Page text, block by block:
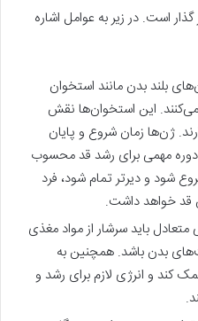
است. در زیر به عوامل اشاره
بلند بدن مانند استخوان
می‌کنند. این استخوان‌ها نقش
ژن‌ها زمان شروع و پایان
دوره مهمی برای رشد قد محسوب
شود و دیرتر تمام شود، فرد
قد خواهد داشت.
باید سرشار از مواد مغذی
بدن باشد. همچنین به
کند و انرژی لازم برای رشد و